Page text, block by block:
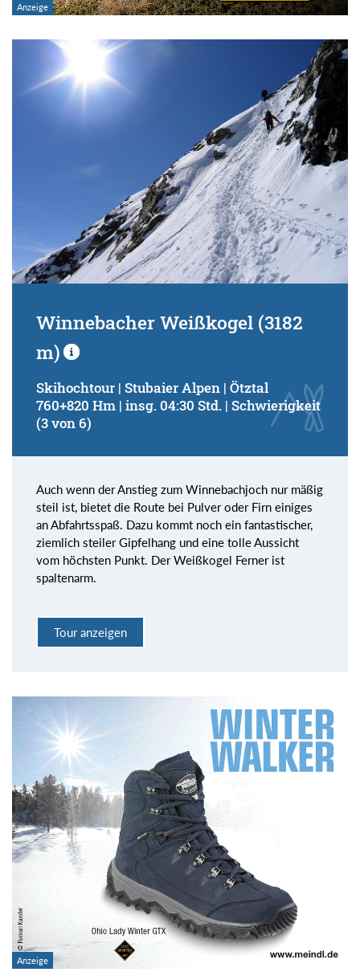
Schwierigkeitsgrad:
von
Kondition (Tourdauer):
bis
Winnebacher Weißkogel (3182
m)
Skihochtour | Stubaier Alpen | Ötztal
760+820 Hm | insg. 04:30 Std. | Schwierigkeit
(3 von 6)
Auch wenn der Anstieg zum Winnebachjoch nur mäßig
steil ist, bietet die Route bei Pulver oder Firn einiges
an Abfahrtsspaß. Dazu kommt noch ein fantastischer,
ziemlich steiler Gipfelhang und eine tolle Aussicht
vom höchsten Punkt. Der Weißkogel Ferner ist
spaltenarm.
Tour anzeigen